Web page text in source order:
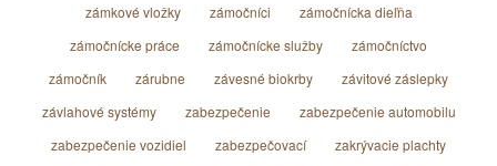
zámkové vložky
zámočníci
zámočnícka dieľňa
zámočnícke práce
zámočnícke služby
zámočníctvo
zámočník
zárubne závesné biokrby
závitové záslepky
závlahové systémy
zabezpečenie
zabezpečenie automobilu
zabezpečenie vozidiel
zabezpečovací
zakrývacie plachty